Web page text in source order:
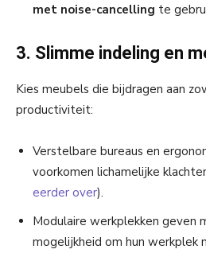
met noise-cancelling te
3. Slimme indeling en
Kies meubels die bijdragen aan
productiviteit:
Verstelbare bureaus en
voorkomen lichamelijke
eerder over).
Modulaire werkplekken geven
mogelijkheid om hun werkplek